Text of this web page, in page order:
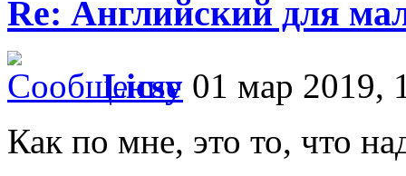
Re: Английский для
Licsy 01 мар 2019,
Как по мне, это то, что